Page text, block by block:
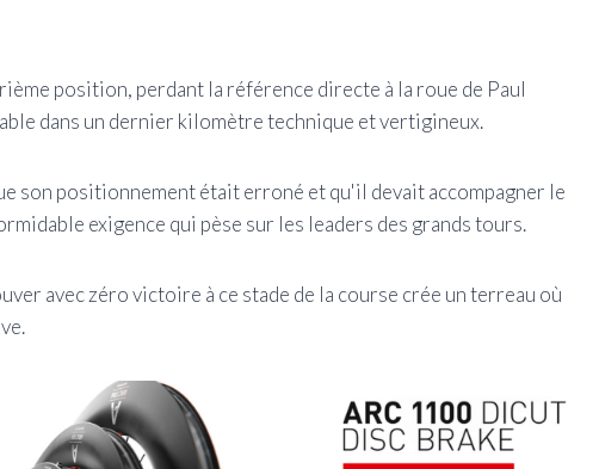
position, perdant la référence directe à la roue de Paul
dans un dernier kilomètre technique et vertigineux.
son positionnement était erroné et qu'il devait accompagner le
exigence qui pèse sur les leaders des grands tours.
avec zéro victoire à ce stade de la course crée un terreau où